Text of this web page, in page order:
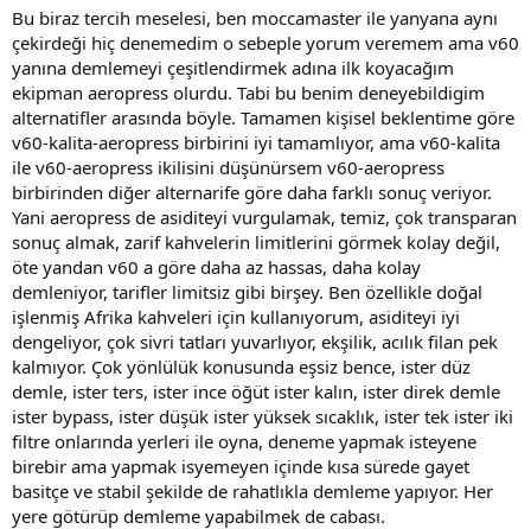
Bu biraz tercih meselesi, ben moccamaster ile yanyana aynı
çekirdeği hiç denemedim o sebeple yorum veremem ama v60
yanına demlemeyi çeşitlendirmek adına ilk koyacağım
ekipman aeropress olurdu. Tabi bu benim deneyebildigim
alternatifler arasında böyle. Tamamen kişisel beklentime göre
v60-kalita-aeropress birbirini iyi tamamlıyor, ama v60-kalita
ile v60-aeropress ikilisini düşünürsem v60-aeropress
birbirinden diğer alternarife göre daha farklı sonuç veriyor.
Yani aeropress de asiditeyi vurgulamak, temiz, çok transparan
sonuç almak, zarif kahvelerin limitlerini görmek kolay değil,
öte yandan v60 a göre daha az hassas, daha kolay
demleniyor, tarifler limitsiz gibi birşey. Ben özellikle doğal
işlenmiş Afrika kahveleri için kullanıyorum, asiditeyi iyi
dengeliyor, çok sivri tatları yuvarlıyor, ekşilik, acılık filan pek
kalmıyor. Çok yönlülük konusunda eşsiz bence, ister düz
demle, ister ters, ister ince öğüt ister kalın, ister direk demle
ister bypass, ister düşük ister yüksek sıcaklık, ister tek ister iki
filtre onlarında yerleri ile oyna, deneme yapmak isteyene
birebir ama yapmak isyemeyen içinde kısa sürede gayet
basitçe ve stabil şekilde de rahatlıkla demleme yapıyor. Her
yere götürüp demleme yapabilmek de cabası.